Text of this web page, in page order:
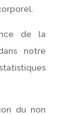
de la
notre
du non